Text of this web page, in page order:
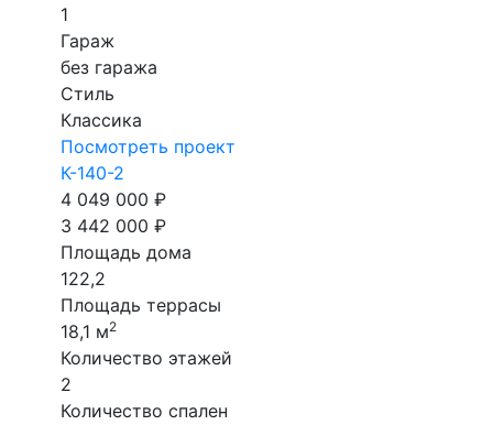
1
Гараж
без гаража
Стиль
Классика
Посмотреть проект
К-140-2
4 049 000 ₽
3 442 000 ₽
Площадь дома
122,2
Площадь террасы
18,1 м2
Количество этажей
2
Количество спален